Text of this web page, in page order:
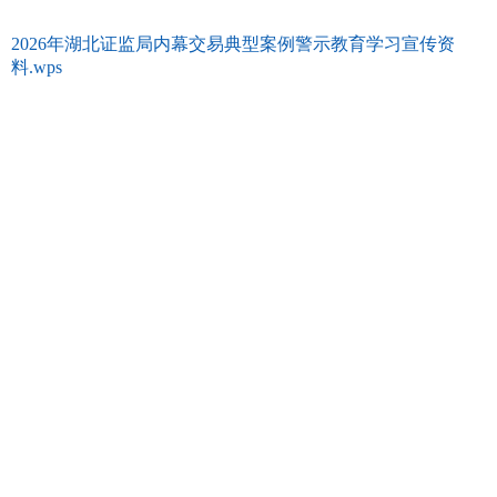
2026年湖北证监局内幕交易典型案例警示教育学习宣传资
料.wps